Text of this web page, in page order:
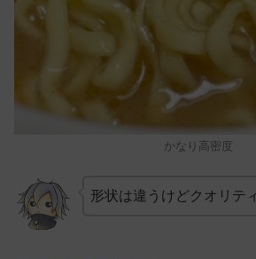
かなり高密度
形状は違うけどクオリテ